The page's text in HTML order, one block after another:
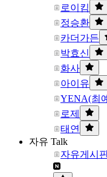
로이킴
정승환
카더가든
박효신
화사
아이유
YENA(최
로제
태연
자유 Talk
자유게시